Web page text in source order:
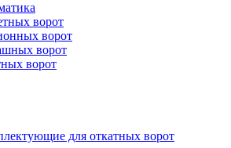
ворот
ворот
ворот
ворот
для откатных ворот